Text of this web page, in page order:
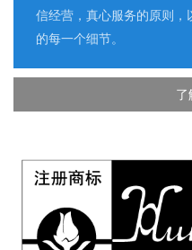
信经营，真心服务的原则，
的每一个细节。
了